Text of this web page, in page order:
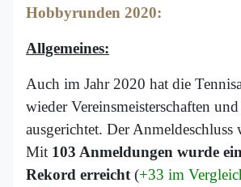
Hobbyrunden 2020:
Allgemeines:
Auch im Jahr 2020 hat die
wieder Vereinsmeisterschaften
ausgerichtet. Der Anmeldeschluss
Mit 103 Anmeldungen wurde
Rekord erreicht (+33 im